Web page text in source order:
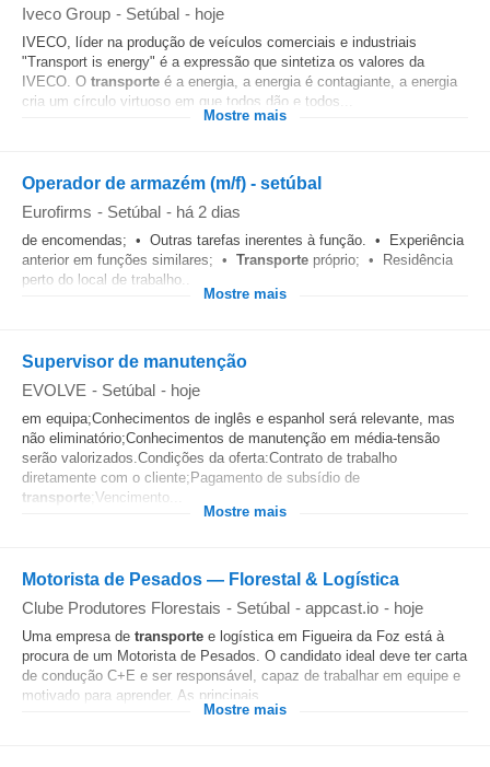
Iveco Group - Setúbal - hoje
IVECO, líder na produção de veículos comerciais e industriais
"Transport is energy" é a expressão que sintetiza os valores da
IVECO. O transporte é a energia, a energia é contagiante, a energia
cria um círculo virtuoso em que todos dão e todos...
Mostre mais
Operador de armazém (m/f) - setúbal
Eurofirms - Setúbal - há 2 dias
de encomendas; • Outras tarefas inerentes à função. • Experiência
anterior em funções similares; • Transporte próprio; • Residência
perto do local de trabalho....
Mostre mais
Supervisor de manutenção
EVOLVE - Setúbal - hoje
em equipa;Conhecimentos de inglês e espanhol será relevante, mas
não eliminatório;Conhecimentos de manutenção em média-tensão
serão valorizados.Condições da oferta:Contrato de trabalho
diretamente com o cliente;Pagamento de subsídio de
transporte;Vencimento...
Mostre mais
Motorista de Pesados — Florestal & Logística
Clube Produtores Florestais - Setúbal - appcast.io - hoje
Uma empresa de transporte e logística em Figueira da Foz está à
procura de um Motorista de Pesados. O candidato ideal deve ter carta
de condução C+E e ser responsável, capaz de trabalhar em equipe e
motivado para aprender. As principais...
Mostre mais